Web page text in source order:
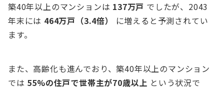
築40年以上のマンションは 137万戸 でしたが、2043
年末には 464万戸（3.4倍）
に増えると予測されてい
ます。
また、高齢化も進んでおり、築40年以上のマンション
では 55%の住戸で世帯主が70歳以上 という状況で